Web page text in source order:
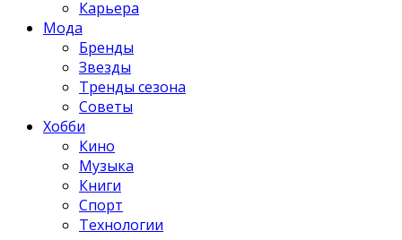
Карьера
Мода
Бренды
Звезды
Тренды сезона
Советы
Хобби
Кино
Музыка
Книги
Спорт
Технологии